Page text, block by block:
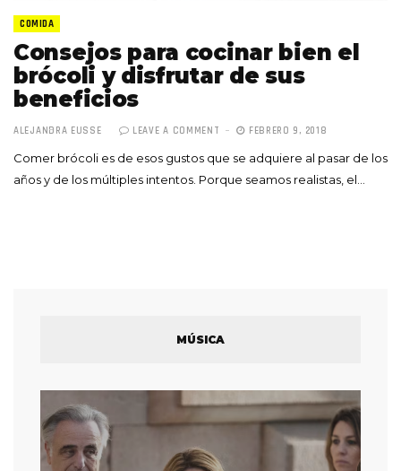
COMIDA
Consejos para cocinar bien el
brócoli y disfrutar de sus
beneficios
ALEJANDRA EUSSE LEAVE A COMMENT FEBRERO 9, 2018
Comer brócoli es de esos gustos que se adquiere al pasar de los
años y de los múltiples intentos. Porque seamos realistas, el…
MÚSICA